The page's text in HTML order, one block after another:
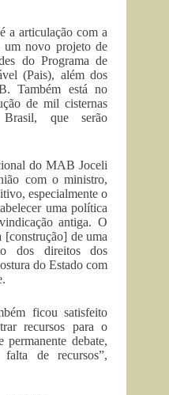
a articulação com a
um novo projeto de
do Programa de
(Pais), além dos
Também está no
de mil cisternas
que serão
do MAB Joceli
com o ministro,
especialmente o
uma política
antiga. O
[construção] de uma
dos direitos dos
do Estado com
ficou satisfeito
recursos para o
debate,
de recursos”,